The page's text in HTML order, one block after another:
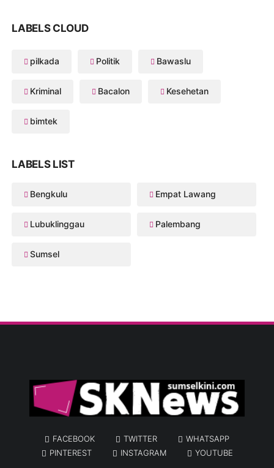
LABELS CLOUD
pilkada Politik Bawaslu
Kriminal Bacalon Kesehetan
bimtek
LABELS LIST
Bengkulu Empat Lawang
Lubuklinggau Palembang
Sumsel
FACEBOOK TWITTER
WHATSAPP
PINTEREST
INSTAGRAM YOUTUBE